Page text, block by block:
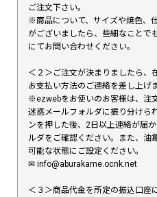
ご注文下さい。
※商品について、サイズや焼色、
がございましたら、些細なことで
にてお問い合わせください。
＜２＞ご注文が決まりましたら、
お支払い方法のご連絡を差し上げま
※ezwebをお使いのお客様は、注
迷惑メールフォルダに振り分けら
ンを押した後、2日以上連絡が届
ルダをご確認ください。また、油
可能な状態にご設定ください。
✉︎ info@aburakame.ocnk.net
＜３＞商品代金を所定の振込口座